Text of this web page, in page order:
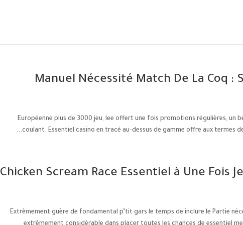
Manuel Nécessité Match De La Coq :
Européenne plus de 3000 jeu, lee offert une fois promotions régulières, un
coulant. Essentiel casino en tracé au-dessus de gamme offre aux termes
Chicken Scream Race Essentiel à Une Fois
Extrêmement guère de fondamental p’tit gars le temps de inclure le Partie